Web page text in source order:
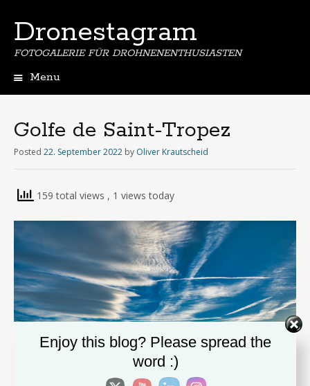
Dronestagram
FOTOGALERIE FÜR DROHNENENTHUSIASTEN
Menu
Golfe de Saint-Tropez
Posted 22. September 2022 by Oliver Krautscheid
159 total views , 1 views today
Enjoy this blog? Please spread the
word :)